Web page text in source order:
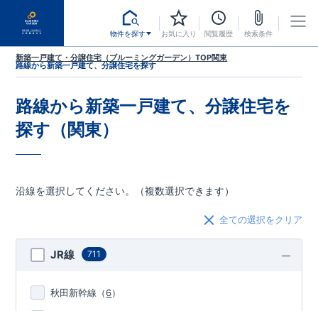
物件を探す お気に入り 閲覧履歴 検索条件
新築一戸建て・分譲住宅（ブルーミングガーデン）TOP関東
路線から新築一戸建て、分譲住宅を探す
路線から新築一戸建て、分譲住宅を
探す（関東）
沿線を選択してください。（複数選択できます）
全ての選択をクリア
JR線 711
秋田新幹線 （6）